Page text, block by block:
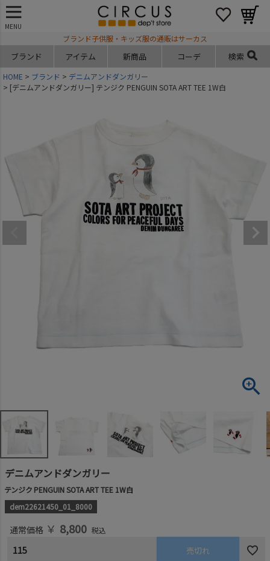
MENU
ブランド子供服・キッズ服の通販はサーカス
ブランド アイテム 新商品 コーデ 検索
HOME ブランド
デニムアンドダンガリー
[デニムアンドダンガリー] テンジク PENGUIN SOTA ART TEE 1W白
デニムアンドダンガリー
テンジク PENGUIN SOTA ART TEE 1W白
dem22621450_01_8000
通常価格 ￥ 8,800 税込
115 売切れ